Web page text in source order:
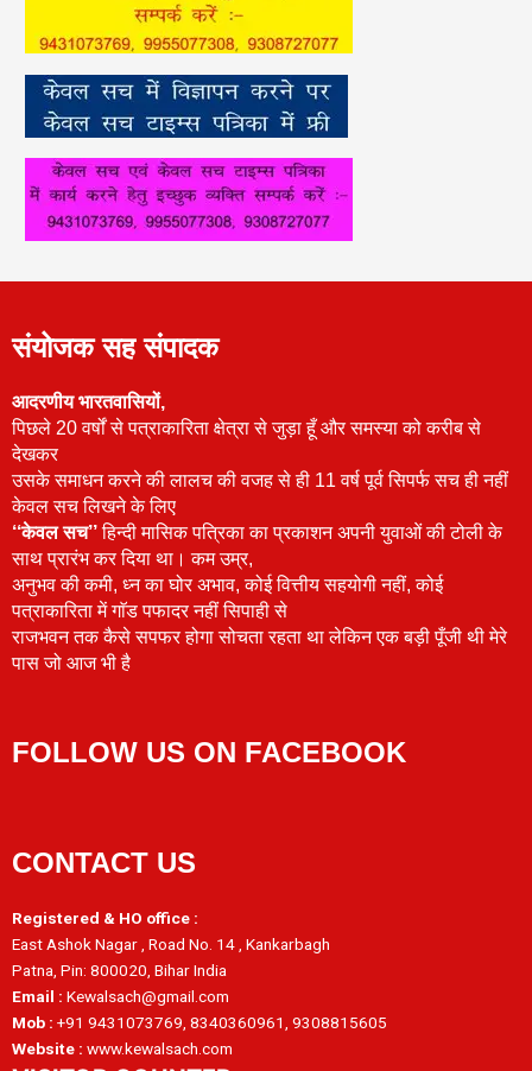
संयोजक सह संपादक
आदरणीय भारतवासियों,
पिछले 20 वर्षों से पत्राकारिता क्षेत्रा से जुड़ा हूँ और समस्या को करीब से
देखकर
उसके समाधन करने की लालच की वजह से ही 11 वर्ष पूर्व सिपर्फ सच ही नहीं
केवल सच लिखने के लिए
‘‘केवल सच’’हिन्दी मासिक पत्रिका का प्रकाशन अपनी युवाओं की टोली के
साथ प्रारंभ कर दिया था। कम उम्र,
अनुभव की कमी, ध्न का घोर अभाव, कोई वित्तीय सहयोगी नहीं, कोई
पत्राकारिता में गाॅड पफादर नहीं सिपाही से
राजभवन तक कैसे सपफर होगा सोचता रहता था लेकिन एक बड़ी पूँजी थी मेरे
पास जो आज भी है
FOLLOW US ON FACEBOOK
CONTACT US
Registered & HO office :
East Ashok Nagar , Road No. 14 , Kankarbagh
Patna, Pin: 800020, Bihar India
Email : Kewalsach@gmail.com
Mob : +91 9431073769, 8340360961, 9308815605
Website : www.kewalsach.com